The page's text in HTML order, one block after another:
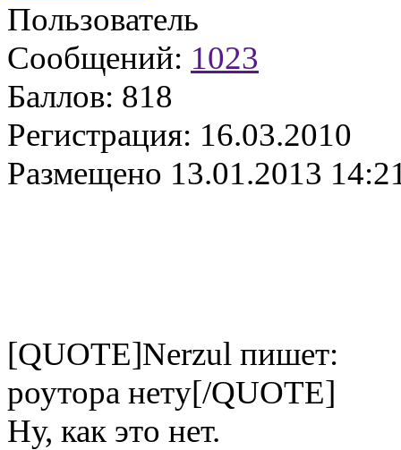
Пользователь
Сообщений: 1023
Баллов: 818
Регистрация: 16.03.2010
Размещено 13.01.2013
[QUOTE]Nerzul пишет:
роутора нету[/QUOTE]
Ну, как это нет.